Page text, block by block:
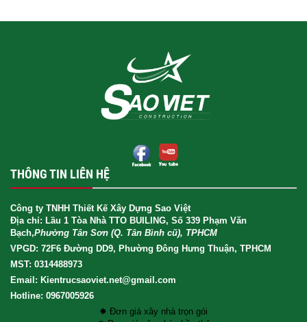
THÔNG TIN LIÊN HỆ
Công ty TNHH Thiết Kế Xây Dựng Sao Việt
Địa chỉ: Lầu 1 Tòa Nhà TTO BUILING, Số 339 Phạm Văn
Bạch,Phường Tân Sơn (Q. Tân Bình cũ), TPHCM
VPGD: 72F6 Đường DD9, Phường Đông Hưng Thuận, TPHCM
MST: 0314488973
Email: Kientrucsaoviet.net@gmail.com
Hotline: 0967005926
✸ Đơn giá xây nhà trọn gói